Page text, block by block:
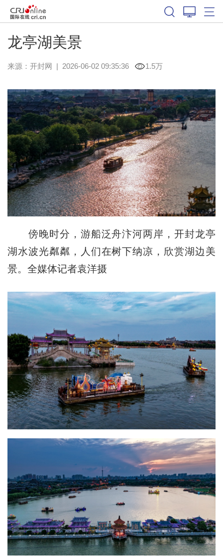
龙亭湖美景
来源： 开封网 | 2026-06-02 09:35:36 1.5万
傍晚时分，游船泛舟汴河两岸，开封龙亭
湖水波光粼粼，人们在树下纳凉，欣赏湖边美
景。全媒体记者袁洋摄